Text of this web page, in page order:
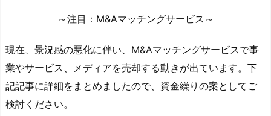
～注目：M&Aマッチングサービス～
現在、景況感の悪化に伴い、M&Aマッチングサービスで事
業やサービス、メディアを売却する動きが出ています。下
記記事に詳細をまとめましたので、資金繰りの案としてご
検討ください。